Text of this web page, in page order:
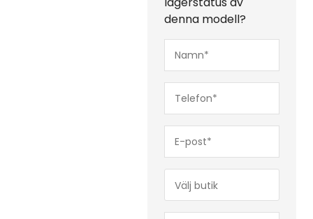
denna modell?
post*
(Obligatoriskt)
(Obligatoriskt)